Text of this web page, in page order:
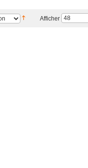
Afficher